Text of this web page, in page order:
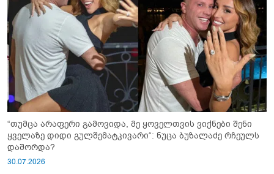
“თუმცა არაფერი გამოვიდა, მე ყოველთვის ვიქნები შენი
ყველაზე დიდი გულშემატკივარი“: ნუცა ბუზალაძე რჩეულს
დაშორდა?
30.07.2026